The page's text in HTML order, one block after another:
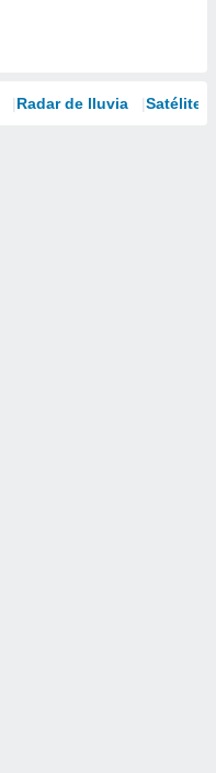
Radar de lluvia Satélites